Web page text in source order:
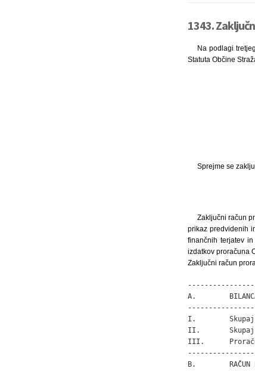
1343.
Na podlagi
Statuta Občine
Sprejme se
Zaključni račun
prikaz predvidenih
finančnih terjatev
izdatkov proračuna
Zaključni račun
A.        BILANCA
I.
II.       Skupaj
III.
B.        RAČUN